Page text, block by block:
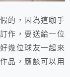
的，因為這咖手
作，要送給一位
幾位球友一起來
品，應該可以用